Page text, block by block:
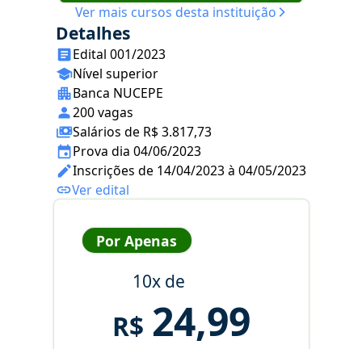
Ver mais cursos desta instituição
Detalhes
Edital 001/2023
Nível superior
Banca NUCEPE
200 vagas
Salários de R$ 3.817,73
Prova dia 04/06/2023
Inscrições de 14/04/2023 à 04/05/2023
Ver edital
Por Apenas
10x de
R$ 24,99